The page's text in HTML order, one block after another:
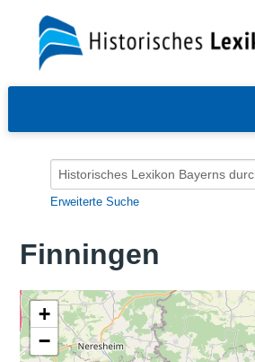
Erweiterte Suche
Finningen
+
−